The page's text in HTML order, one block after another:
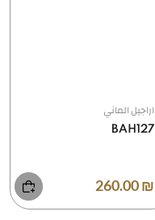
اراجيل الماني
BAH127
₪ 260.00